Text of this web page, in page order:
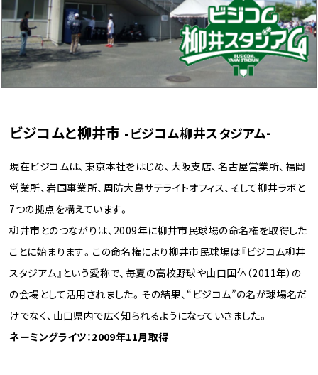
ビジコムと柳井市 -ビジコム柳井スタジアム-
現在ビジコムは、東京本社をはじめ、大阪支店、名古屋営業所、福岡
営業所、岩国事業所、周防大島サテライトオフィス、そして柳井ラボと
7つの拠点を構えています。
柳井市とのつながりは、2009年に柳井市民球場の命名権を取得した
ことに始まります。この命名権により柳井市民球場は『ビジコム柳井
スタジアム』という愛称で、毎夏の高校野球や山口国体（2011年）の
の会場として活用されました。その結果、“ビジコム”の名が球場名だ
けでなく、山口県内で広く知られるようになっていきました。
ネーミングライツ：2009年11月取得